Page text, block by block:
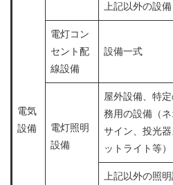
電気
設備
上記以外の設備
電灯コン
セント配
線設備
設備一式
電灯照明
設備
屋外設備、特
務用の設備（
サイン、投光
ットライト等）
上記以外の照